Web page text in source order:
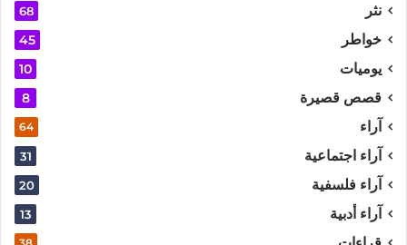
نثر 68
خواطر 45
يوميات 10
قصص قصيرة 8
آراء 64
آراء اجتماعية 31
آراء فلسفية 20
آراء أدبية 13